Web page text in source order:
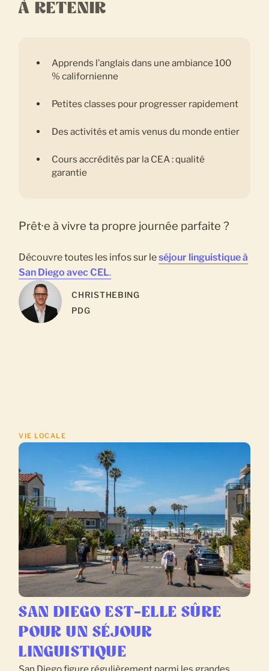
À RETENIR
Apprends l’anglais dans une ambiance 100
% californienne
Petites classes pour progresser rapidement
Des activités et amis venus du monde entier
Cours accrédités par la CEA : qualité
garantie
Prêt·e à vivre ta propre journée parfaite ?
Découvre toutes les infos sur leséjour linguistique à
San Diego avec CEL.
CHRISTHEBING
PDG
VIE LOCALE
SAN DIEGO EST-ELLE SÛRE
POUR UN SÉJOUR
LINGUISTIQUE